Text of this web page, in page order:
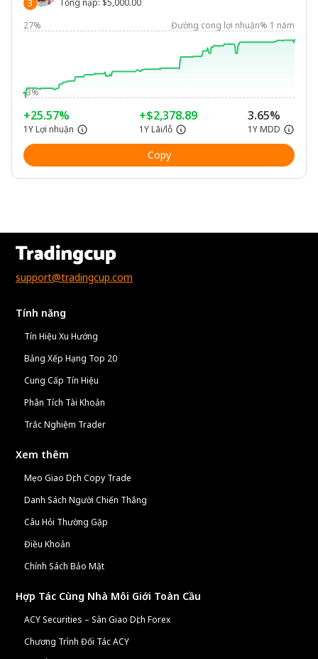
3
Tổng nạp: $5,000.00
27%
Đường cong lợi nhuận% 1 năm
-3%
+25.57%
1Y Lợi nhuận
+$2,378.89
1Y Lãi/lỗ
3.65%
1Y MDD
Copy
support@tradingcup.com
Tính năng
Tín Hiệu Xu Hướng
Bảng Xếp Hạng Top 20
Cung Cấp Tín Hiệu
Phân Tích Tài Khoản
Trắc Nghiệm Trader
Xem thêm
Mẹo Giao Dịch Copy Trade
Danh Sách Người Chiến Thắng
Câu Hỏi Thường Gặp
Điều Khoản
Chính Sách Bảo Mật
Hợp Tác Cùng Nhà Môi Giới Toàn Cầu
ACY Securities – Sàn Giao Dịch Forex
Chương Trình Đối Tác ACY